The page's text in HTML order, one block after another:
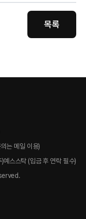
목록
는 메일 이용)
스스탁 (입금 후 연락 필수)